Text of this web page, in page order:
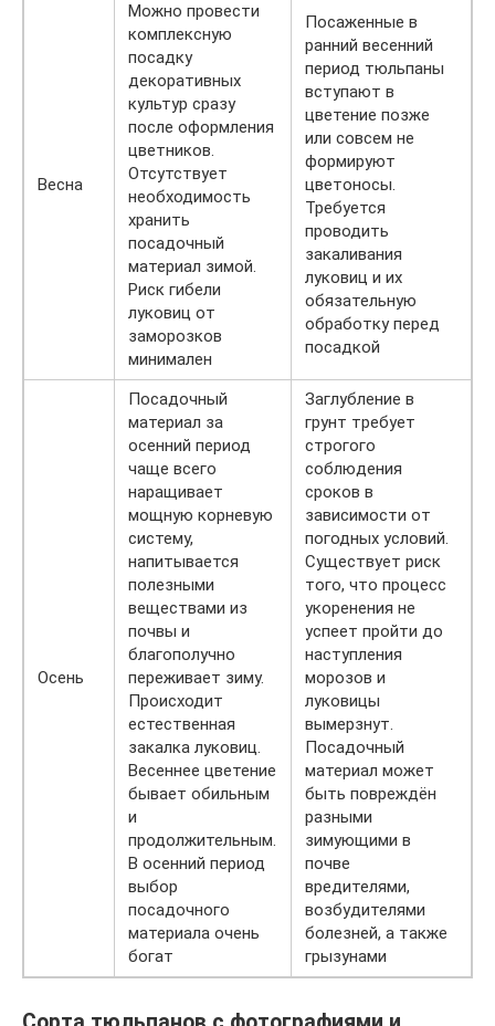
Весна
Можно провести
комплексную
посадку
декоративных
культур сразу
после оформления
цветников.
Отсутствует
необходимость
хранить
посадочный
материал зимой.
Риск гибели
луковиц от
заморозков
минимален
Посаженные в
ранний весенний
период тюльпаны
вступают в
цветение позже
или совсем не
формируют
цветоносы.
Требуется
проводить
закаливания
луковиц и их
обязательную
обработку перед
посадкой
Осень
Посадочный
материал за
осенний период
чаще всего
наращивает
мощную корневую
систему,
напитывается
полезными
веществами из
почвы и
благополучно
переживает зиму.
Происходит
естественная
закалка луковиц.
Весеннее цветение
бывает обильным
и
продолжительным.
В осенний период
выбор
посадочного
материала очень
богат
Заглубление в
грунт требует
строгого
соблюдения
сроков в
зависимости от
погодных условий.
Существует риск
того, что процесс
укоренения не
успеет пройти до
наступления
морозов и
луковицы
вымерзнут.
Посадочный
материал может
быть повреждён
разными
зимующими в
почве
вредителями,
возбудителями
болезней, а также
грызунами